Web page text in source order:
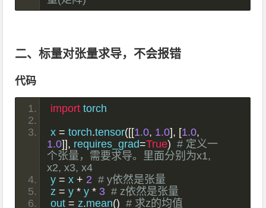
二、标量对张量求导，不会报错
代码
import torch
x = torch.tensor([[1.0, 1.0], [1.0,
1.0]], requires_grad=True) # 定义一
个张量，需要求导。里面分别为x1,
x2, x3, x4
y = x + 2 # y依然是张量
z = y * y * 3 # z依然是张量
out = z.mean() # 求z的均值